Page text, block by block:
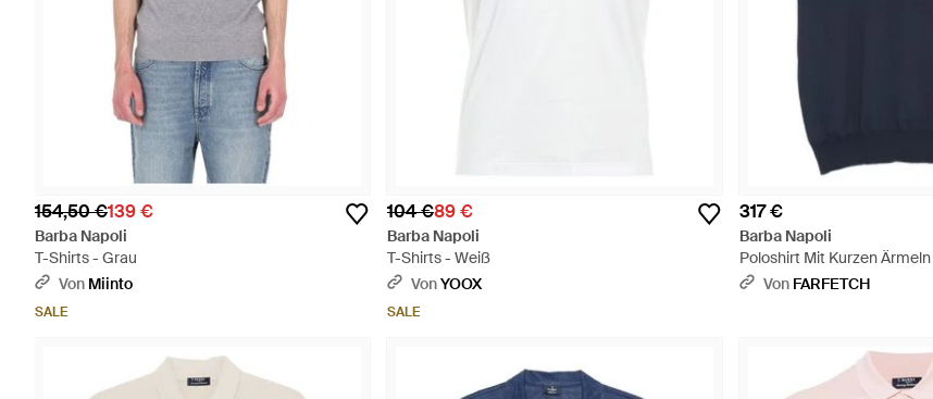
154,50 €139 €
Barba Napoli
T-Shirts - Grau
Von Miinto
SALE
104 €89 €
Barba Napoli
T-Shirts - Weiß
VonYOOX
SALE
317 €
Barba Napoli
Poloshirt Mit Kurzen
Von FARFETCH